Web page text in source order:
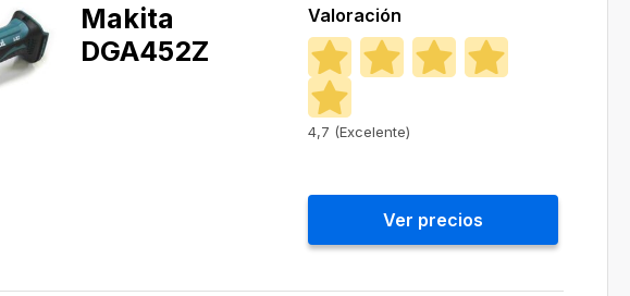
Makita
DGA452Z
Valoración
4,7 (Excelente)
Ver precios